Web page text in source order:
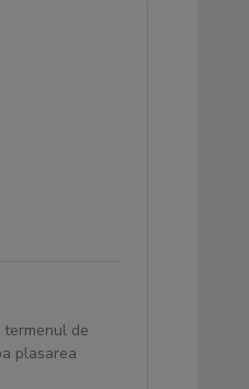
de
plasarea